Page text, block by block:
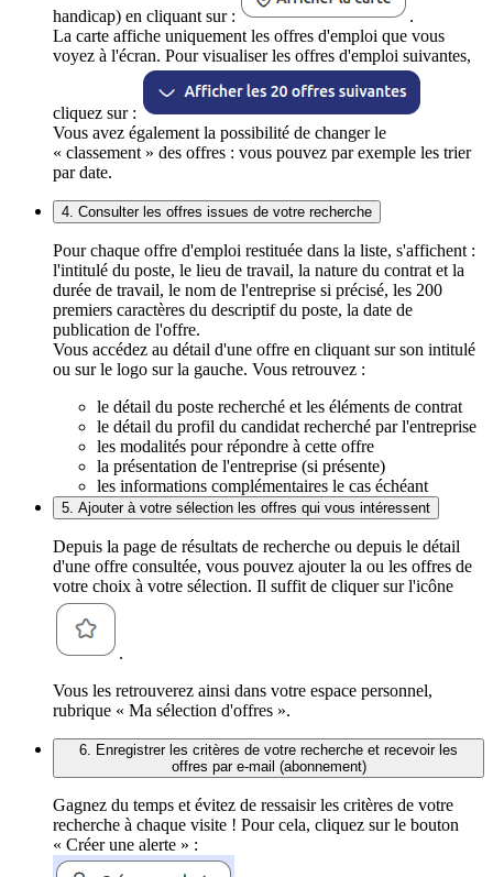
handicap) en cliquant sur :
.
La carte affiche uniquement les offres d'emploi que vous
voyez à l'écran. Pour visualiser les offres d'emploi suivantes,
cliquez sur :
Vous avez également la possibilité de changer le
« classement » des offres : vous pouvez par exemple les trier
par date.
4. Consulter les offres issues de votre recherche
Pour chaque offre d'emploi restituée dans la liste, s'affichent :
l'intitulé du poste, le lieu de travail, la nature du contrat et la
durée de travail, le nom de l'entreprise si précisé, les 200
premiers caractères du descriptif du poste, la date de
publication de l'offre.
Vous accédez au détail d'une offre en cliquant sur son intitulé
ou sur le logo sur la gauche. Vous retrouvez :
le détail du poste recherché et les éléments de contrat
le détail du profil du candidat recherché par l'entreprise
les modalités pour répondre à cette offre
la présentation de l'entreprise (si présente)
les informations complémentaires le cas échéant
5. Ajouter à votre sélection les offres qui vous intéressent
Depuis la page de résultats de recherche ou depuis le détail
d'une offre consultée, vous pouvez ajouter la ou les offres de
votre choix à votre sélection. Il suffit de cliquer sur l'icône
.
Vous les retrouverez ainsi dans votre espace personnel,
rubrique « Ma sélection d'offres ».
6. Enregistrer les critères de votre recherche et recevoir les
offres par e-mail (abonnement)
Gagnez du temps et évitez de ressaisir les critères de votre
recherche à chaque visite ! Pour cela, cliquez sur le bouton
« Créer une alerte » :